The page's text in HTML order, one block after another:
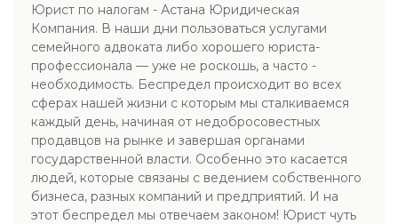
Юрист по налогам - Астана Юридическая
Компания. В наши дни пользоваться услугами
семейного адвоката либо хорошего юриста-
профессионала — уже не роскошь, а часто -
необходимость. Беспредел происходит во всех
сферах нашей жизни с которым мы сталкиваемся
каждый день, начиная от недобросовестных
продавцов на рынке и завершая органами
государственной власти. Особенно это касается
людей, которые связаны с ведением собственного
бизнеса, разных компаний и предприятий. И на
этот беспредел мы отвечаем законом! Юрист чуть